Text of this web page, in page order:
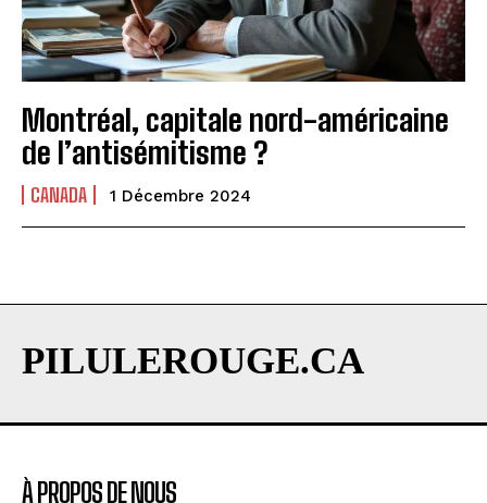
Montréal, capitale nord-américaine
de l’antisémitisme ?
CANADA 1 Décembre 2024
PILULEROUGE.CA
À PROPOS DE NOUS